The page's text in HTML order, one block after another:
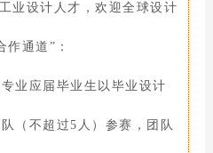
业设计人才，欢迎全球设计
通道”：
业应届毕业生以毕业设计
（不超过5人）参赛，团队